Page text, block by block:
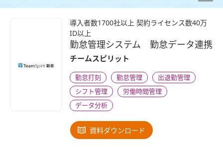
導入者数1700社以上 契約ライセンス数40万
ID以上
勤怠管理システム 勤怠データ連携
チームスピリット
勤怠打刻 勤怠管理 出退勤管理
シフト管理 労働時間管理
データ分析
資料ダウンロード